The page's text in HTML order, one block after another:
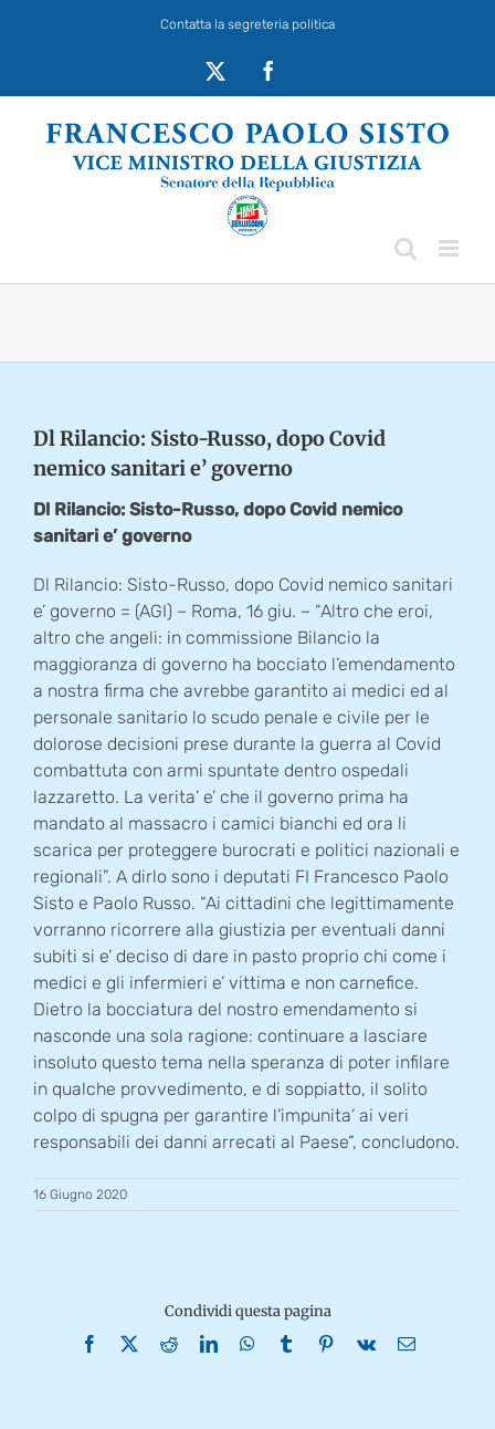
Contatta la segreteria politica
Dl Rilancio: Sisto-Russo, dopo Covid
nemico sanitari e’ governo
Dl Rilancio: Sisto-Russo, dopo Covid nemico
sanitari e’ governo
Dl Rilancio: Sisto-Russo, dopo Covid nemico sanitari
e’ governo = (AGI) – Roma, 16 giu. – “Altro che eroi,
altro che angeli: in commissione Bilancio la
maggioranza di governo ha bocciato l’emendamento
a nostra firma che avrebbe garantito ai medici ed al
personale sanitario lo scudo penale e civile per le
dolorose decisioni prese durante la guerra al Covid
combattuta con armi spuntate dentro ospedali
lazzaretto. La verita’ e’ che il governo prima ha
mandato al massacro i camici bianchi ed ora li
scarica per proteggere burocrati e politici nazionali e
regionali”. A dirlo sono i deputati FI Francesco Paolo
Sisto e Paolo Russo. “Ai cittadini che legittimamente
vorranno ricorrere alla giustizia per eventuali danni
subiti si e’ deciso di dare in pasto proprio chi come i
medici e gli infermieri e’ vittima e non carnefice.
Dietro la bocciatura del nostro emendamento si
nasconde una sola ragione: continuare a lasciare
insoluto questo tema nella speranza di poter infilare
in qualche provvedimento, e di soppiatto, il solito
colpo di spugna per garantire l’impunita’ ai veri
responsabili dei danni arrecati al Paese”, concludono.
16 Giugno 2020
Condividi questa pagina
Facebook
X RedditLinkedInWhatsApp
TumblrPinterest
Vk Email